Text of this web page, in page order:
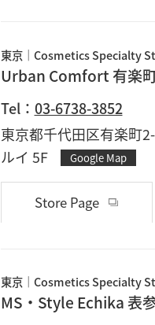
東京 Cosmetics Specialty
Urban Comfort 有楽
Tel： 03-6738-3852
東京都千代田区有楽町
ルイ 5F
Google Map
Store Page
東京 Cosmetics Specialty
MS・Style Echika 表